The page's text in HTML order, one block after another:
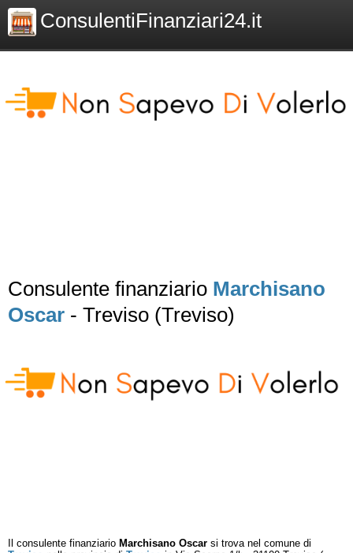
ConsulentiFinanziari24.it
Consulente finanziario Marchisano
Oscar - Treviso (Treviso)
Il consulente finanziario Marchisano Oscar si trova nel comune di